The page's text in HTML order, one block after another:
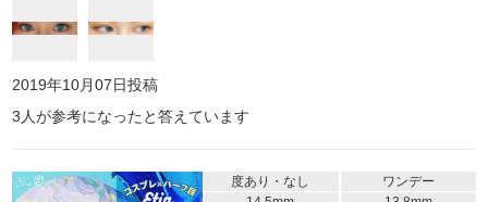
2019年10月07日投稿
3 人が参考になったと答えています
度あり・なし
ワンデー